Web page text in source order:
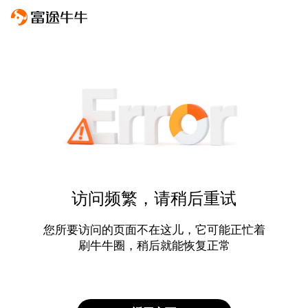
访问频繁，请稍后重试
您所要访问的页面不在这儿，它可能正忙着
刷牛牛圈，稍后就能恢复正常